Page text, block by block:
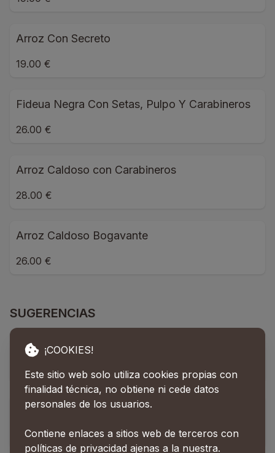
Arroz Con Secreto
19.00 €
Fideua Negra Con Setas, Pulpo Y Carabineros
26.00 €
Arroz Caldoso con Carabineros
28.00 €
Arroz Caldoso Bogavante
26.00 €
SUGERENCIAS
Rape 20 Aniversario
29.50 €
Bacalao Confitado
28.00 €
¡COOKIES!
Este sitio web solo utiliza cookies propias con
finalidad técnica, no obtiene ni cede datos
personales de los usuarios.
Contiene enlaces a sitios web de terceros con
políticas de privacidad ajenas a la nuestra.